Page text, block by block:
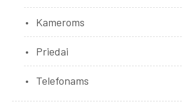
Kameroms
Priedai
Telefonams